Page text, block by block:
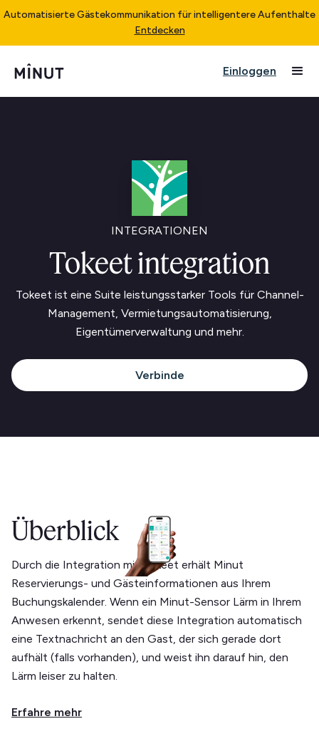
Automatisierte Gästekommunikation für intelligentere Aufenthalte
Entdecken
Einloggen
INTEGRATIONEN
Tokeet integration
Tokeet ist eine Suite leistungsstarker Tools für Channel-
Management, Vermietungsautomatisierung,
Eigentümerverwaltung und mehr.
Verbinde
Überblick
Durch die Integration mit Tokeet erhält Minut
Reservierungs- und Gästeinformationen aus Ihrem
Buchungskalender. Wenn ein Minut-Sensor Lärm in Ihrem
Anwesen erkennt, sendet diese Integration automatisch
eine Textnachricht an den Gast, der sich gerade dort
aufhält (falls vorhanden), und weist ihn darauf hin, den
Lärm leiser zu halten.
Erfahre mehr